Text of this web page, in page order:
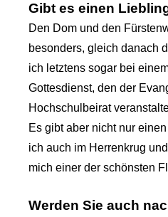
Gibt es einen
Den Dom und den
besonders, gleich danach
ich letztens sogar bei
Gottesdienst, den der
Hochschulbeirat
Es gibt aber nicht nur
ich auch im Herrenkrug
mich einer der schönsten
Werden Sie auch